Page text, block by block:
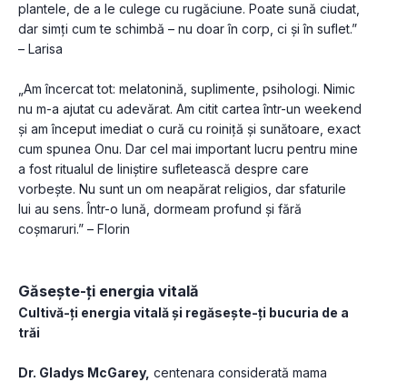
plantele, de a le culege cu rugăciune. Poate sună ciudat,
dar simți cum te schimbă – nu doar în corp, ci și în suflet.”
– Larisa
„Am încercat tot: melatonină, suplimente, psihologi. Nimic
nu m-a ajutat cu adevărat. Am citit cartea într-un weekend
și am început imediat o cură cu roiniță și sunătoare, exact
cum spunea Onu. Dar cel mai important lucru pentru mine
a fost ritualul de liniștire sufletească despre care
vorbește. Nu sunt un om neapărat religios, dar sfaturile
lui au sens. Într-o lună, dormeam profund și fără
coșmaruri.” – Florin
Găsește-ți energia vitală
Cultivă-ți energia vitală și regăsește-ți bucuria de a
trăi
Dr. Gladys McGarey, centenara considerată mama